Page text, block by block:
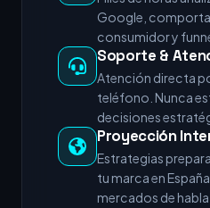
Google,
consumidor y
Soporte &
Atención directa
teléfono. Nunca
decisiones
Proyección
Estrategias
tu marca en
mercados de habla